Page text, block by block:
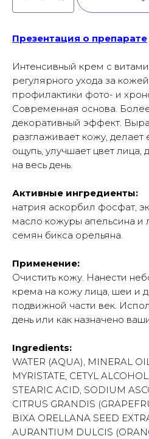
Презентация о препарате
Интенсивный крем с
регулярного ухода за
профилактики фото- и
Современная основа.
декоративный эффект.
разглаживает кожу, делает
ощупь, улучшает цвет лица,
на весь день.
Активные ингредиенты:
натрия аскорбил фосфат,
масло кожуры апельсина и
семян бикса орельяна.
Применение:
Очистить кожу. Нанести
крема на кожу лица, шеи и
подвижной части век.
день или как назначено
Ingredients:
WATER (AQUA), MINERAL
MYRISTATE, CETYL
STEARIC ACID, SODIUM
CITRUS GRANDIS
BIXA ORELLANA SEED
AURANTIUM DULCIS